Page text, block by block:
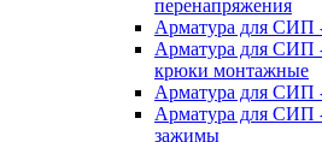
перенапряжения
Арматура для СИП
Арматура для СИП
крюки монтажные
Арматура для СИП
Арматура для СИП
зажимы